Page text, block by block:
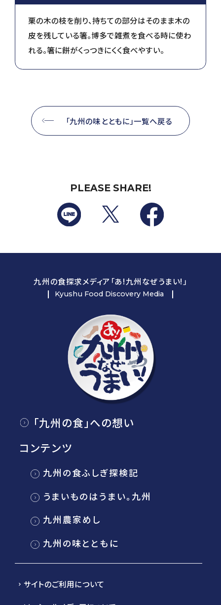
栗の木の枝を削り、持ちての部分はそのまま木の
皮を残している箸。博多で雑煮を食べる時に使わ
れる。箸に餅がくっつきにくく食べやすい。
「九州の味とともに」一覧へ戻る
PLEASE SHARE!
九州の食探求メディア「あ!九州なぜうまい!」
Kyushu Food Discovery Media
「九州の食」への想い
コンテンツ
九州の食ふしぎ探検記
うまいものはうまい。九州
九州農家めし
九州の味とともに
サイトのご利用について